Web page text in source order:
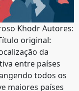
Khodr Autores:
original:
da
entre países
todos os
maiores países